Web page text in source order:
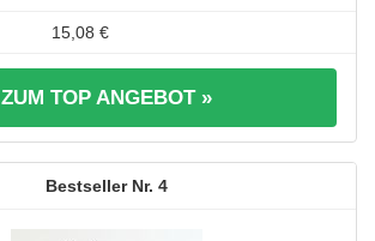
15,08 €
ZUM TOP ANGEBOT »
4